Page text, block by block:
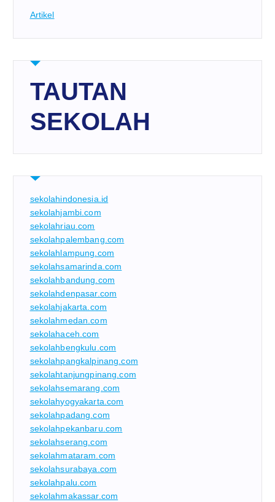
Artikel
TAUTAN
SEKOLAH
sekolahindonesia.id
sekolahjambi.com
sekolahriau.com
sekolahpalembang.com
sekolahlampung.com
sekolahsamarinda.com
sekolahbandung.com
sekolahdenpasar.com
sekolahjakarta.com
sekolahmedan.com
sekolahaceh.com
sekolahbengkulu.com
sekolahpangkalpinang.com
sekolahtanjungpinang.com
sekolahsemarang.com
sekolahyogyakarta.com
sekolahpadang.com
sekolahpekanbaru.com
sekolahserang.com
sekolahmataram.com
sekolahsurabaya.com
sekolahpalu.com
sekolahmakassar.com